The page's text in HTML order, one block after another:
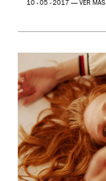
10 - 05 - 2017 — VER MÁS